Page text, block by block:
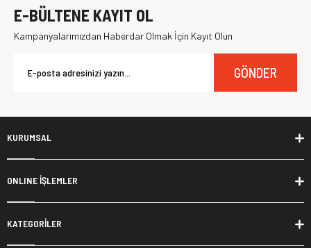
E-BÜLTENE KAYIT OL
Kampanyalarımızdan Haberdar Olmak İçin Kayıt Olun
GÖNDER
KURUMSAL
ONLINE İŞLEMLER
KATEGORİLER